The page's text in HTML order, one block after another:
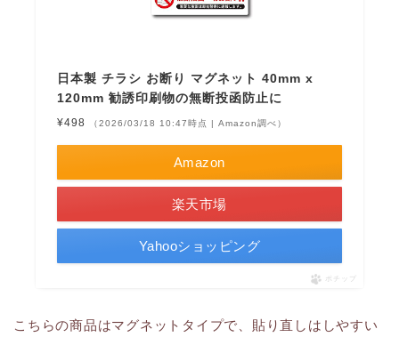
日本製 チラシ お断り マグネット 40mm x
120mm 勧誘印刷物の無断投函防止に
¥498 （2026/03/18 10:47時点 | Amazon調べ）
Amazon
楽天市場
Yahooショッピング
ポチップ
こちらの商品はマグネットタイプで、貼り直しはしやすい